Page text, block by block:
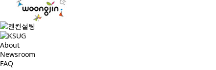
About
Newsroom
FAQ